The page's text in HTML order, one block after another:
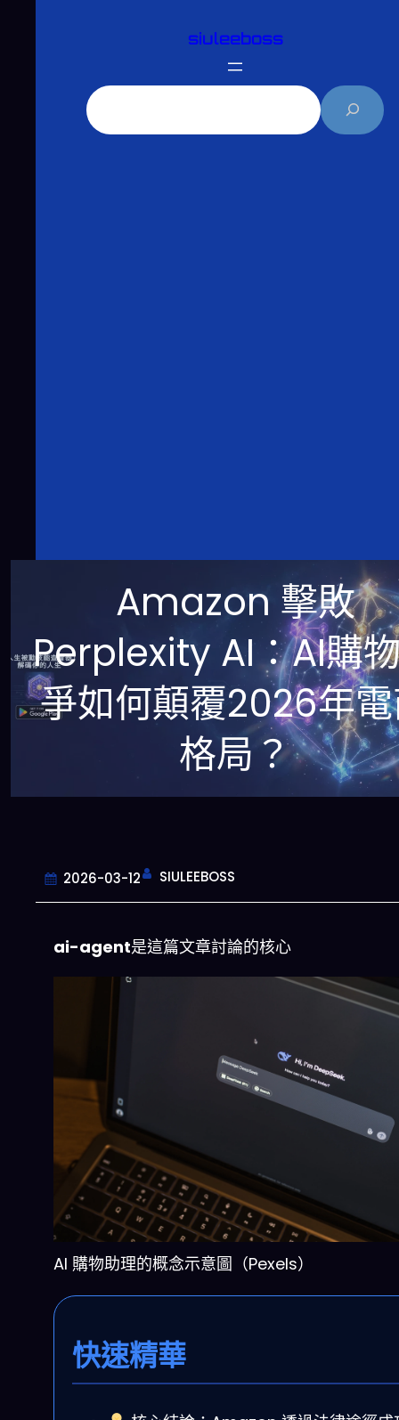
siuleeboss
Amazon 擊敗
Perplexity AI：AI購
爭如何顛覆2026年
格局？
2026-03-12 SIULEEBOSS
ai-agent是這篇文章討論的核心
AI 購物助理的概念示意圖（Pexels）
快速精華